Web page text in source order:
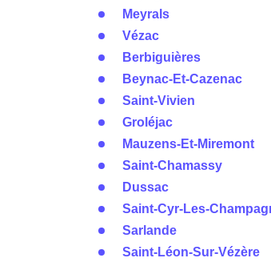
Meyrals
Vézac
Berbiguières
Beynac-Et-Cazenac
Saint-Vivien
Groléjac
Mauzens-Et-Miremont
Saint-Chamassy
Dussac
Saint-Cyr-Les-
Sarlande
Saint-Léon-Sur-Vézère